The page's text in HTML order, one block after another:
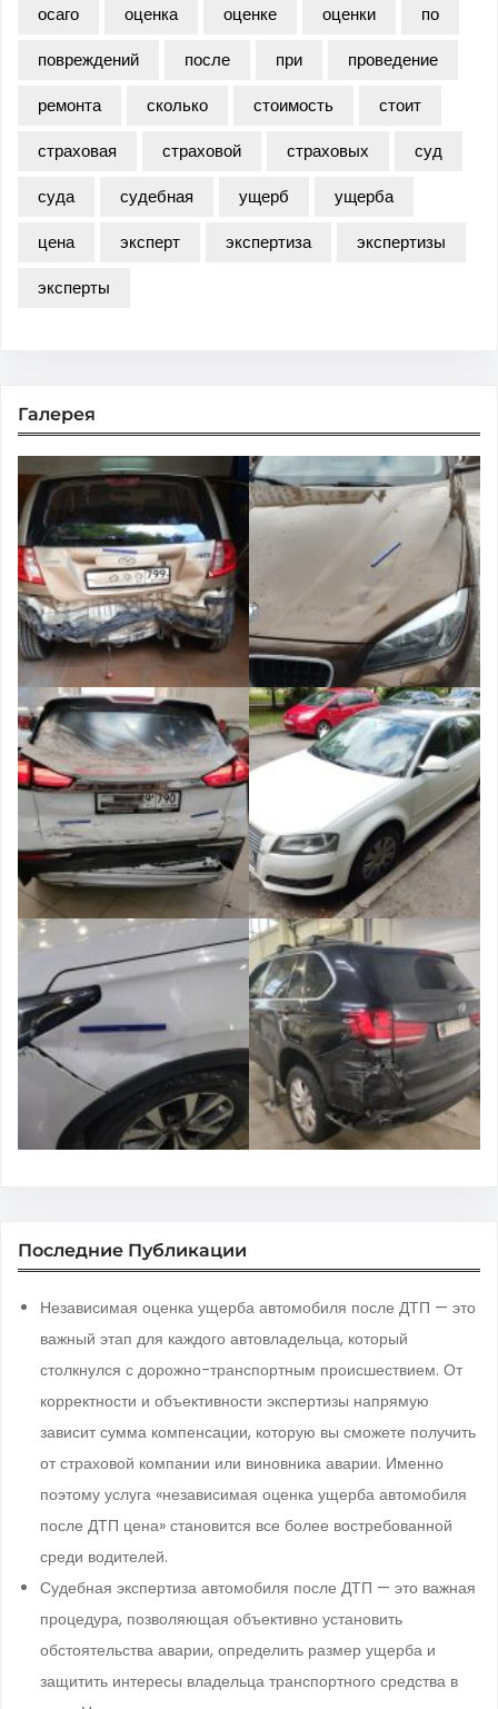
осаго
оценка оценке оценки
по
повреждений
после при
проведение
ремонта
сколько стоимость
стоит
страховая
страховой страховых
суд
суда
судебная ущерб
ущерба
цена
эксперт экспертиза
экспертизы
эксперты
Галерея
Последние Публикации
Независимая оценка ущерба автомобиля после ДТП — это
важный этап для каждого автовладельца, который
столкнулся с дорожно-транспортным происшествием. От
корректности и объективности экспертизы напрямую
зависит сумма компенсации, которую вы сможете получить
от страховой компании или виновника аварии. Именно
поэтому услуга «независимая оценка ущерба автомобиля
после ДТП цена» становится все более востребованной
среди водителей.
Судебная экспертиза автомобиля после ДТП — это важная
процедура, позволяющая объективно установить
обстоятельства аварии, определить размер ущерба и
защитить интересы владельца транспортного средства в